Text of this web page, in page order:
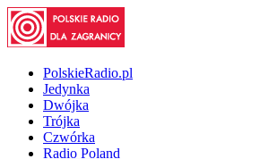
PolskieRadio.pl
Jedynka
Dwójka
Trójka
Czwórka
Radio Poland